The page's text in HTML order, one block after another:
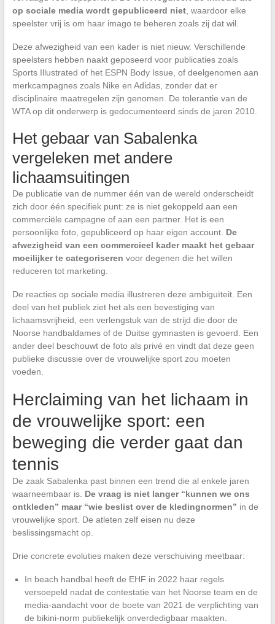
op sociale media wordt gepubliceerd niet, waardoor elke
speelster vrij is om haar imago te beheren zoals zij dat wil.
Deze afwezigheid van een kader is niet nieuw. Verschillende
speelsters hebben naakt geposeerd voor publicaties zoals
Sports Illustrated of het ESPN Body Issue, of deelgenomen aan
merkcampagnes zoals Nike en Adidas, zonder dat er
disciplinaire maatregelen zijn genomen. De tolerantie van de
WTA op dit onderwerp is gedocumenteerd sinds de jaren 2010.
Het gebaar van Sabalenka
vergeleken met andere
lichaamsuitingen
De publicatie van de nummer één van de wereld onderscheidt
zich door één specifiek punt: ze is niet gekoppeld aan een
commerciële campagne of aan een partner. Het is een
persoonlijke foto, gepubliceerd op haar eigen account. De
afwezigheid van een commercieel kader maakt het gebaar
moeilijker te categoriseren voor degenen die het willen
reduceren tot marketing.
De reacties op sociale media illustreren deze ambiguïteit. Een
deel van het publiek ziet het als een bevestiging van
lichaamsvrijheid, een verlengstuk van de strijd die door de
Noorse handbaldames of de Duitse gymnasten is gevoerd. Een
ander deel beschouwt de foto als privé en vindt dat deze geen
publieke discussie over de vrouwelijke sport zou moeten
voeden.
Herclaiming van het lichaam in
de vrouwelijke sport: een
beweging die verder gaat dan
tennis
De zaak Sabalenka past binnen een trend die al enkele jaren
waarneembaar is. De vraag is niet langer “kunnen we ons
ontkleden” maar “wie beslist over de kledingnormen” in de
vrouwelijke sport. De atleten zelf eisen nu deze
beslissingsmacht op.
Drie concrete evoluties maken deze verschuiving meetbaar:
In beach handbal heeft de EHF in 2022 haar regels
versoepeld nadat de contestatie van het Noorse team en de
media-aandacht voor de boete van 2021 de verplichting van
de bikini-norm publiekelijk onverdedigbaar maakten.